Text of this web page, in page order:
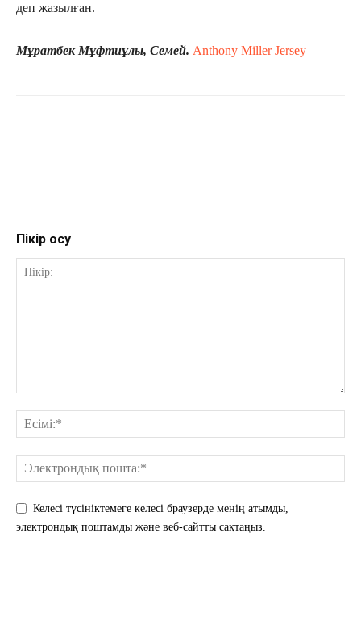
деп жазылған.
Мұратбек Мұфтиұлы, Семей. Anthony Miller Jersey
Пікір қосу
Келесі түсініктемеге келесі браузерде менің атымды,
электрондық поштамды және веб-сайтты сақтаңыз.